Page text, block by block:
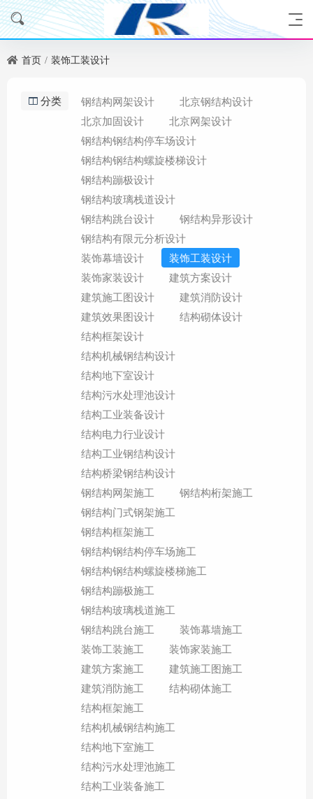
首页 装饰工装设计
分类 钢结构网架设计
北京钢结构设计
北京加固设计
北京网架设计
钢结构钢结构停车场设计
钢结构钢结构螺旋楼梯设计
钢结构蹦极设计
钢结构玻璃栈道设计
钢结构跳台设计
钢结构异形设计
钢结构有限元分析设计
装饰幕墙设计
装饰工装设计
装饰家装设计
建筑方案设计
建筑施工图设计
建筑消防设计
建筑效果图设计
结构砌体设计
结构框架设计
结构机械钢结构设计
结构地下室设计
结构污水处理池设计
结构工业装备设计
结构电力行业设计
结构工业钢结构设计
结构桥梁钢结构设计
钢结构网架施工
钢结构桁架施工
钢结构门式钢架施工
钢结构框架施工
钢结构钢结构停车场施工
钢结构钢结构螺旋楼梯施工
钢结构蹦极施工
钢结构玻璃栈道施工
钢结构跳台施工
装饰幕墙施工
装饰工装施工
装饰家装施工
建筑方案施工
建筑施工图施工
建筑消防施工
结构砌体施工
结构框架施工
结构机械钢结构施工
结构地下室施工
结构污水处理池施工
结构工业装备施工